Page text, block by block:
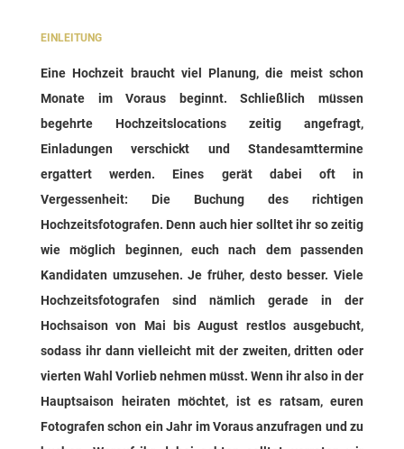
EINLEITUNG
Eine Hochzeit braucht viel Planung, die meist schon
Monate im Voraus beginnt. Schließlich müssen
begehrte Hochzeitslocations zeitig angefragt,
Einladungen verschickt und Standesamttermine
ergattert werden. Eines gerät dabei oft in
Vergessenheit: Die Buchung des richtigen
Hochzeitsfotografen. Denn auch hier solltet ihr so zeitig
wie möglich beginnen, euch nach dem passenden
Kandidaten umzusehen. Je früher, desto besser. Viele
Hochzeitsfotografen sind nämlich gerade in der
Hochsaison von Mai bis August restlos ausgebucht,
sodass ihr dann vielleicht mit der zweiten, dritten oder
vierten Wahl Vorlieb nehmen müsst. Wenn ihr also in der
Hauptsaison heiraten möchtet, ist es ratsam, euren
Fotografen schon ein Jahr im Voraus anzufragen und zu